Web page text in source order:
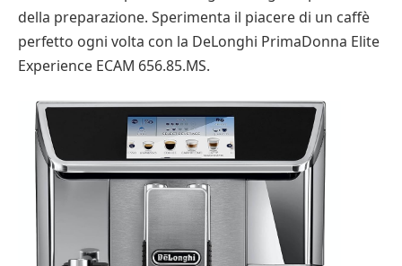
della preparazione. Sperimenta il piacere di un caffè
perfetto ogni volta con la DeLonghi PrimaDonna Elite
Experience ECAM 656.85.MS.